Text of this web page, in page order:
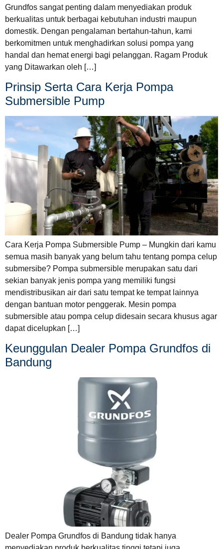
Grundfos sangat penting dalam menyediakan produk
berkualitas untuk berbagai kebutuhan industri maupun
domestik. Dengan pengalaman bertahun-tahun, kami
berkomitmen untuk menghadirkan solusi pompa yang
handal dan hemat energi bagi pelanggan. Ragam Produk
yang Ditawarkan oleh […]
Prinsip Serta Cara Kerja Pompa
Submersible Pump
Cara Kerja Pompa Submersible Pump – Mungkin dari kamu
semua masih banyak yang belum tahu tentang pompa celup
submersibe? Pompa submersible merupakan satu dari
sekian banyak jenis pompa yang memiliki fungsi
mendistribusikan air dari satu tempat ke tempat lainnya
dengan bantuan motor penggerak. Mesin pompa
submersible atau pompa celup didesain secara khusus agar
dapat dicelupkan […]
Keunggulan Dealer Pompa Grundfos di
Bandung
Dealer Pompa Grundfos di Bandung tidak hanya